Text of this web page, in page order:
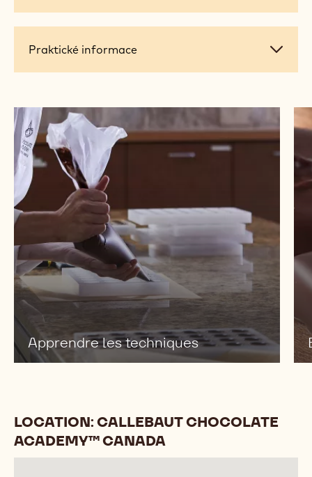
Praktické
Praktické informace
Apprendre les techniques
LOCATION: CALLEBAUT CHOCOLATE
ACADEMY™ CANADA